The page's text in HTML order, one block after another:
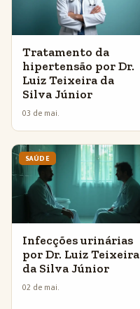
Tratamento da
hipertensão por Dr.
Luiz Teixeira da
Silva Júnior
03 de mai.
SAÚDE
Infecções urinárias
por Dr. Luiz Teixeira
da Silva Júnior
02 de mai.